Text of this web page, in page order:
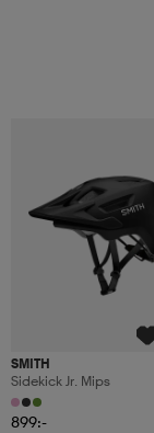
SMITH
Sidekick Jr. Mips
899:-